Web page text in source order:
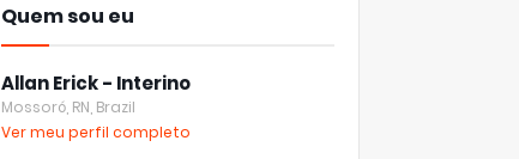
Quem sou eu
Allan Erick - Interino
Mossoró, RN, Brazil
Ver meu perfil completo